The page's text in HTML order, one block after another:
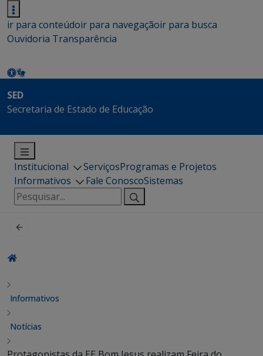
ir para conteúdoir para navegaçãoir para busca
Ouvidoria Transparência
SED
Secretaria de Estado de Educação
Institucional ServiçosProgramas e Projetos
Informativos
Fale ConoscoSistemas
Pesquisar
por:
Informativos
Notícias